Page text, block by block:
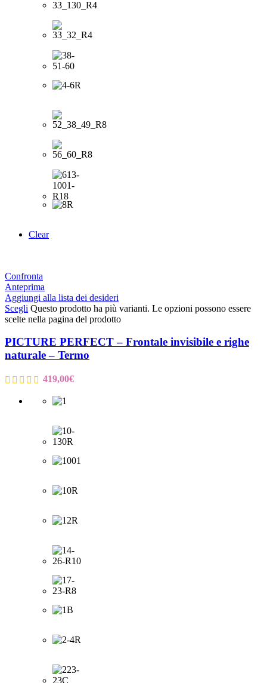
Clear
Confronta
Anteprima
Aggiungi alla lista dei desideri
Scegli Questo prodotto ha più varianti. Le opzioni possono essere
scelte nella pagina del prodotto
PICTURE PERFECT – Frontale invisibile e righe
naturale – Termo
419,00€